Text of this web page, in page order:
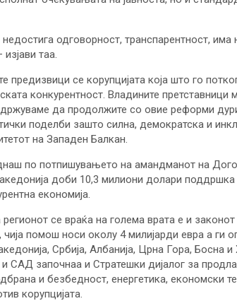
одговорност, транспарентност, има
таа.
предизвици се корупцијата која што го
конкурентност. Владините претставници
да продолжите со овие реформи
поделби зашто силна, демократска и
на Западен Балкан.
по потпишувањето на амандманот на
доби 10,3 милиони долари
економија.
се враќа на голема врата е и
помош носи околу 4 милијарди евра а ги
Србија, Албанија, Црна Гора, Босна и
САД започнаа и Стратешки дијалог за
и безбедност, енергетика, економски
корупцијата.